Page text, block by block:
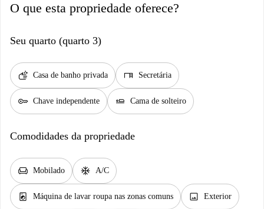
O que esta propriedade oferece?
Seu quarto (quarto 3)
soap Casa de banho privada desk Secretária
key Chave independente airline_seat_flat Cama de solteiro
Comodidades da propriedade
chair Mobilado ac_unit A/C
local_laundry_service Máquina de lavar roupa nas zonas comuns image Exterior